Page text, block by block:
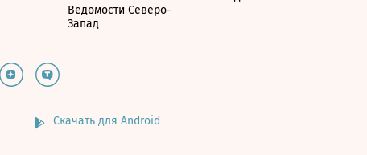
Ведомости Северо-
Запад
Скачать для Android